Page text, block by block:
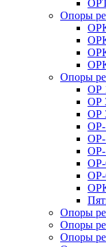
Опоры
Опоры
ОР
ОР
ОР
ОР-
ОР-
ОР-
ОР-
ОР-
Опоры
Опоры
Опоры